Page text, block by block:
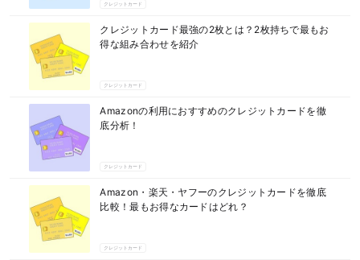
クレジットカード
クレジットカード最強の2枚とは？2枚持ちで最もお
得な組み合わせを紹介
クレジットカード
Amazonの利用におすすめのクレジットカードを徹
底分析！
クレジットカード
Amazon・楽天・ヤフーのクレジットカードを徹底
比較！最もお得なカードはどれ？
クレジットカード